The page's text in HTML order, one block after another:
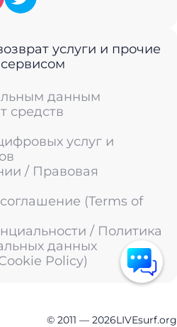
услуги и прочие
данным
средств
услуг и
/ Правовая
(Terms of
/ Политика
данных
Policy)
© 2011 — 2026LIVEsurf.org